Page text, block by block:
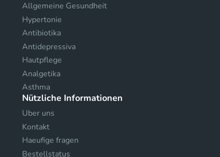
Allgemeine Gesundheit
Hypertonie
Antibiotika
Antidepressiva
Hautpflege
Analgetika
Asthma
Nützliche Informationen
Uber uns
Kontakt
Haeufige fragen
Bestellstatus